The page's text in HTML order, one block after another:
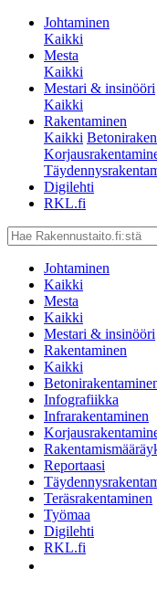
Johtaminen
Kaikki
Mesta
Kaikki
Mestari & insinööri
Kaikki
Rakentaminen
Kaikki
Digilehti
RKL.fi
Johtaminen
Kaikki
Mesta
Kaikki
Mestari & insinööri
Rakentaminen
Kaikki
Infografiikka
Infrarakentaminen
Reportaasi
Teräsrakentaminen
Työmaa
Digilehti
RKL.fi